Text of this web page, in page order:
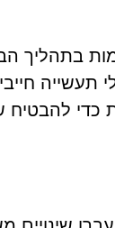
בתהליך
תעשייה
כדי להבטיח